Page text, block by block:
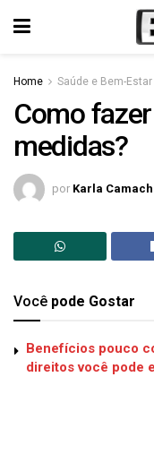
Home Saúde e Bem-Estar
Como
medidas?
por Karla
Você pode Gostar
Benefícios pouco
direitos você pode